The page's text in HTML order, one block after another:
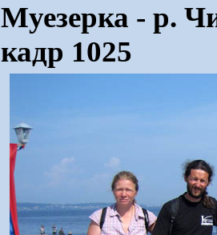
Муезерка - р.
кадр 1025